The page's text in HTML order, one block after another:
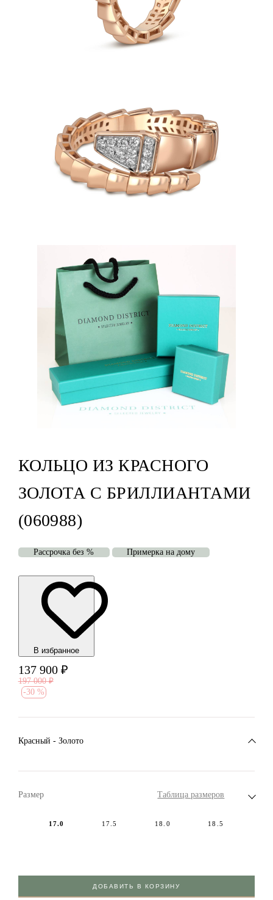
КОЛЬЦО ИЗ КРАСНОГО
ЗОЛОТА С БРИЛЛИАНТАМИ
(060988)
Рассрочка без % Примерка на дому
В избранноe
137 900 ₽
197 000 ₽
-30 %
Красный - Золото
Размер Таблица размеров
17.0 17.5 18.0 18.5
ДОБАВИТЬ В КОРЗИНУ